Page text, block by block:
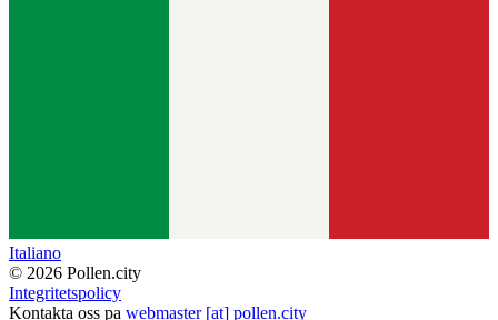
Italiano
© 2026 Pollen.city
Integritetspolicy
Kontakta oss pa webmaster [at] pollen.city